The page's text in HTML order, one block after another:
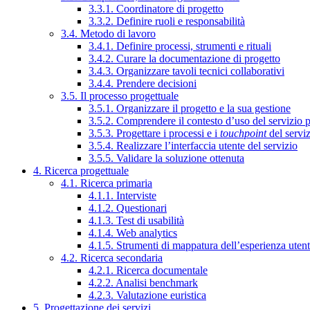
3.3.1. Coordinatore di progetto
3.3.2. Definire ruoli e responsabilità
3.4. Metodo di lavoro
3.4.1. Definire processi, strumenti e rituali
3.4.2. Curare la documentazione di progetto
3.4.3. Organizzare tavoli tecnici collaborativi
3.4.4. Prendere decisioni
3.5. Il processo progettuale
3.5.1. Organizzare il progetto e la sua gestione
3.5.2. Comprendere il contesto d’uso del servizio
3.5.3. Progettare i processi e i touchpointdel
3.5.4. Realizzare l’interfaccia utente del servizio
3.5.5. Validare la soluzione ottenuta
4. Ricerca progettuale
4.1. Ricerca primaria
4.1.1. Interviste
4.1.2. Questionari
4.1.3. Test di usabilità
4.1.4. Web analytics
4.1.5. Strumenti di mappatura dell’esperienza
4.2. Ricerca secondaria
4.2.1. Ricerca documentale
4.2.2. Analisi benchmark
4.2.3. Valutazione euristica
5. Progettazione dei servizi